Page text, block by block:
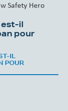
il
pour
IL
POUR